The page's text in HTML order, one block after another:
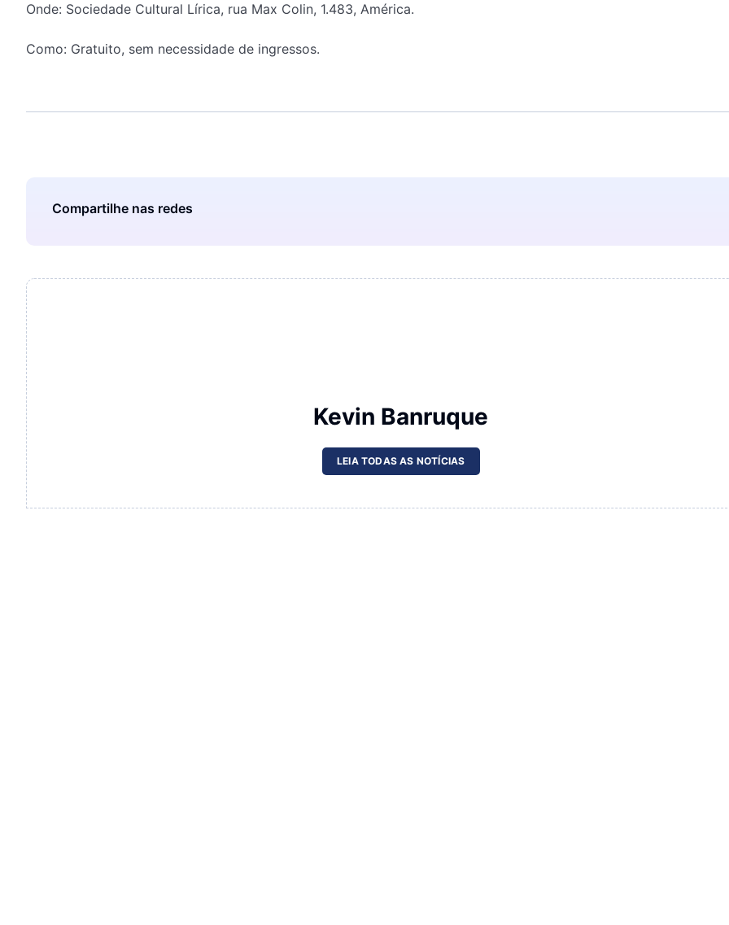
Onde: Sociedade Cultural Lírica, rua Max Colin, 1.483, América.
Como: Gratuito, sem necessidade de ingressos.
Compartilhe nas redes
Kevin Banruque
LEIA TODAS AS NOTÍCIAS